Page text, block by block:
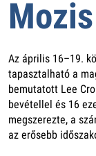
Az április 16–19.
tapasztalható a
bemutatott Lee
bevétellel és 16
megszerezte, a
az erősebb